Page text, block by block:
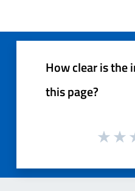
How clear is the
this page?